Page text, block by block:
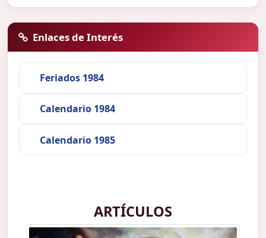
Enlaces de Interés
Feriados 1984
Calendario 1984
Calendario 1985
ARTÍCULOS